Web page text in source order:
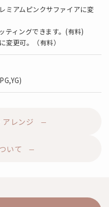
ミアムピンクサファイアに変
ティングできます。(有料)
更可。（有料）
レンジ
いて